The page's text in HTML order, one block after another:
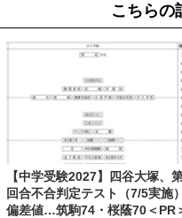
こちらの
【中学受験2027】四谷大塚、
回合不合判定テスト（7/5実施）
偏差値…筑駒74・桜蔭70＜PR